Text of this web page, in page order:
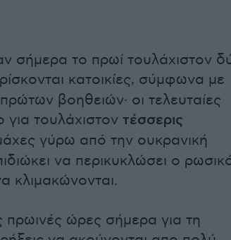
σήμερα το πρωί τουλάχιστον
κατοικίες, σύμφωνα με
βοηθειών· οι τελευταίες
τουλάχιστον τέσσερις
γύρω από την ουκρανική
να περικυκλώσει ο
κλιμακώνονται.
πρωινές ώρες σήμερα για τη